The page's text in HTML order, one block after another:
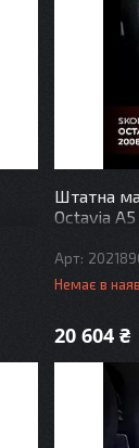
Штатна
Octavia
Немає в
20 604 ₴